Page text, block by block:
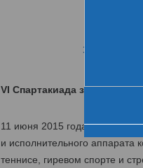
За день до
VI Спартакиада
11 июня 2015 года
и исполнительного аппарата
теннисе, гиревом спорте и